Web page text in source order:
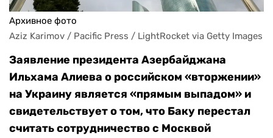
Архивное фото
Aziz Karimov / Pacific Press / LightRocket via Getty Images
Заявление президента Азербайджана
Ильхама Алиева о российском «вторжении»
на Украину является «прямым выпадом» и
свидетельствует о том, что Баку перестал
считать сотрудничество с Москвой